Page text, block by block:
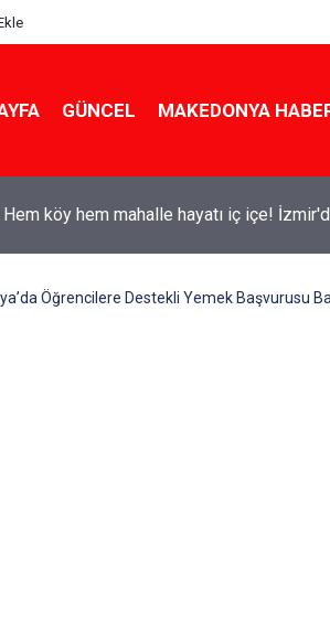
GÜNCEL MAKEDONYA
köy hem mahalle hayatı iç içe!
Öğrencilere Destekli Yemek Başvurusu